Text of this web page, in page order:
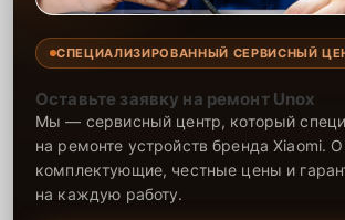
СПЕЦИАЛИЗИРОВАННЫЙ СЕРВИСНЫЙ
Оставьте заявку на ремонт Unox
Мы — сервисный центр, который
на ремонте устройств бренда Xiaomi.
комплектующие, честные цены и
на каждую работу.